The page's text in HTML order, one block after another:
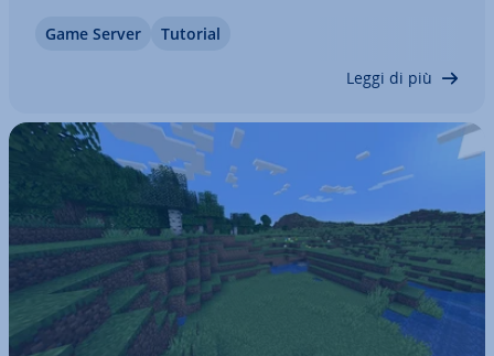
giocare insieme in modalità mul­ti­player e godere
Game Server Tutorial
Leggi di più